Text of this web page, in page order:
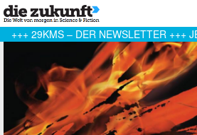
+++ 29KMS – DER NEWSLETTER +++